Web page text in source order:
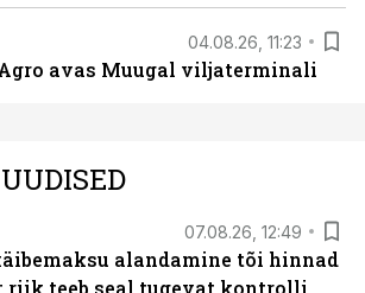
04.08.26, 11:23
avas Muugal viljaterminali
07.08.26, 12:49
alandamine tõi hinnad
riik teeb seal tugevat kontrolli